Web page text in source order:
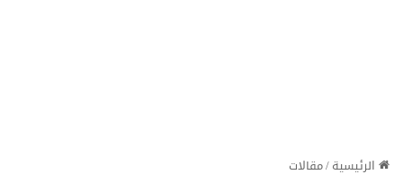
الرئيسية/مقالات